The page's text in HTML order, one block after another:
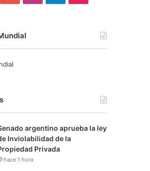
u
e
r
a
m
a
m
argentino aprueba la ley
Inviolabilidad de la
Privada
hace 1 hora